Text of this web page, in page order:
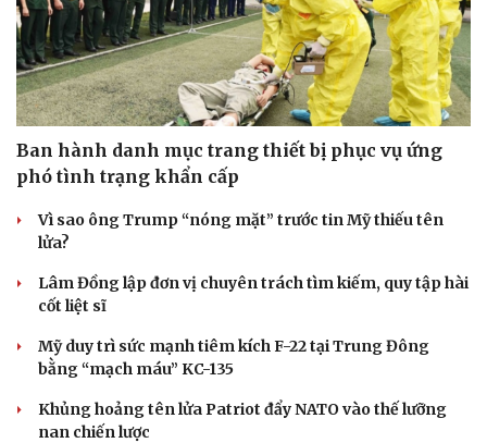
Dinh dưỡng - món ngon
Cây thuốc
Sản phụ khoa
Nhi khoa
Nam khoa
Làm đẹp - giảm cân
Phòng mạch online
Nhà đẹp
Tình yêu - Gia đình
Ban hành danh mục trang thiết bị phục vụ ứng
phó tình trạng khẩn cấp
Vì sao ông Trump “nóng mặt” trước tin Mỹ thiếu tên
lửa?
Lâm Đồng lập đơn vị chuyên trách tìm kiếm, quy tập hài
cốt liệt sĩ
Mỹ duy trì sức mạnh tiêm kích F-22 tại Trung Đông
bằng “mạch máu” KC-135
Khủng hoảng tên lửa Patriot đẩy NATO vào thế lưỡng
nan chiến lược